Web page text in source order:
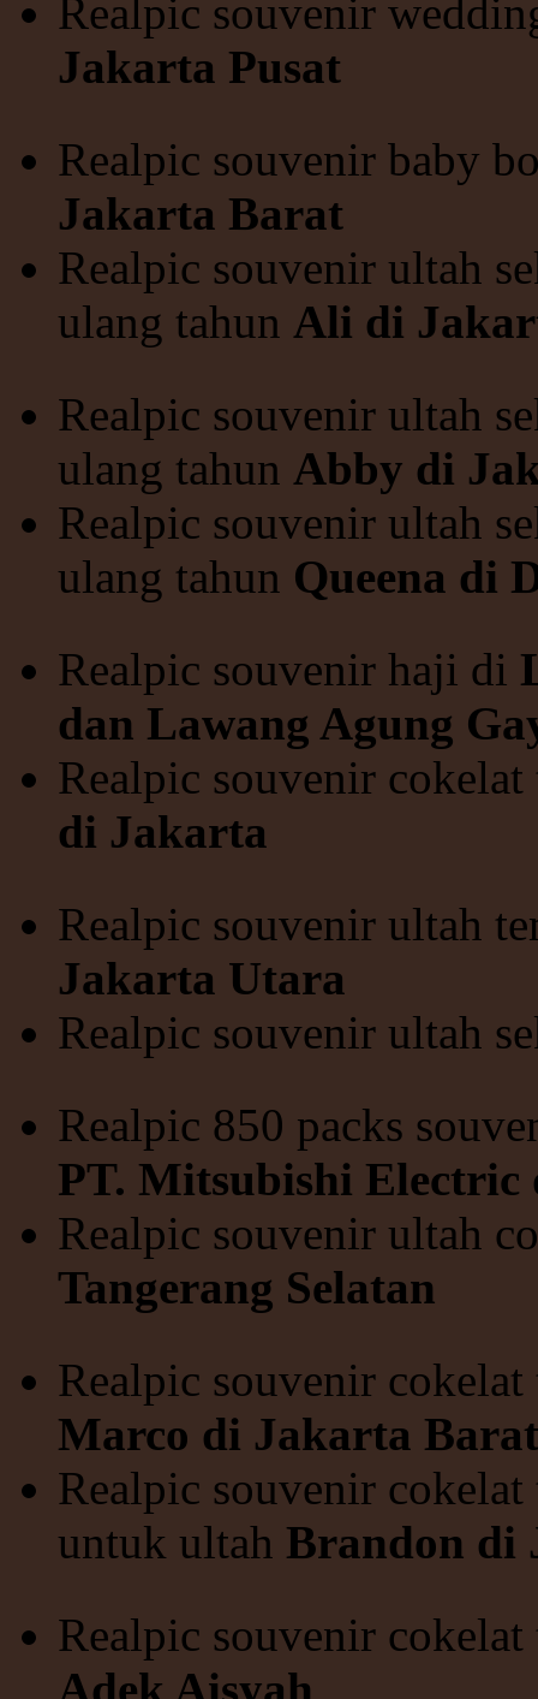
Realpic souvenir
Jakarta Pusat
Realpic souvenir baby
Jakarta Barat
Realpic souvenir ultah
ulang tahun Ali di
Realpic souvenir ultah
ulang tahun Abby di
Realpic souvenir ultah
ulang tahun Queena di
Realpic souvenir haji di
dan Lawang Agung
Realpic souvenir
di Jakarta
Realpic souvenir ultah
Jakarta Utara
Realpic souvenir ultah
Realpic 850 packs
PT. Mitsubishi
Realpic souvenir ultah
Tangerang Selatan
Realpic souvenir
Marco di Jakarta Barat
Realpic souvenir
untuk ultah Brandon di
Realpic souvenir